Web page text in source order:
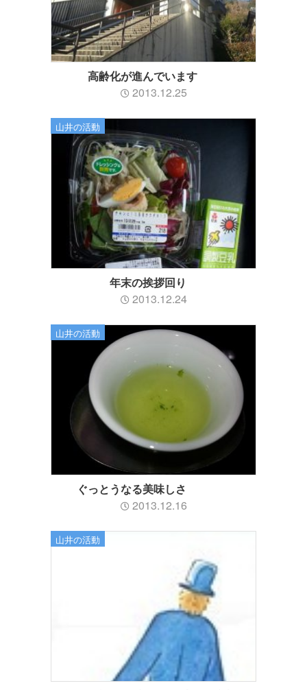
高齢化が進んでいます
2013.12.25
山井の活動
年末の挨拶回り
2013.12.24
山井の活動
ぐっとうなる美味しさ
2013.12.16
山井の活動